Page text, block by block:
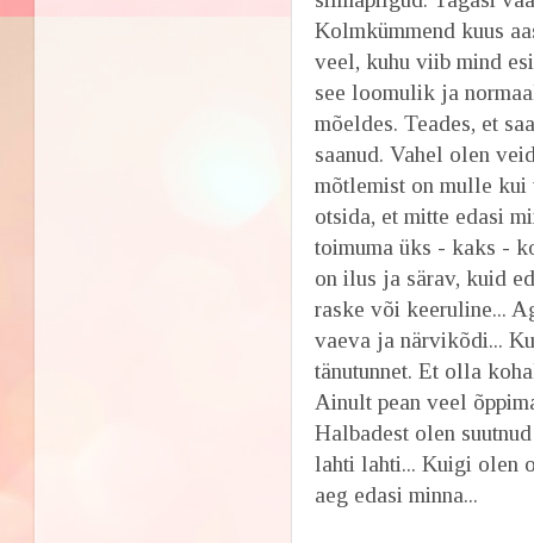
Kolmkümmend kuus
veel, kuhu viib mind
see loomulik ja
mõeldes. Teades, et
saanud. Vahel olen
mõtlemist on mulle
otsida, et mitte edasi
toimuma üks - kaks -
on ilus ja särav, kuid
raske või keeruline...
vaeva ja närvikõdi...
tänutunnet. Et olla
Ainult pean veel
Halbadest olen
lahti lahti... Kuigi olen
aeg edasi minna...